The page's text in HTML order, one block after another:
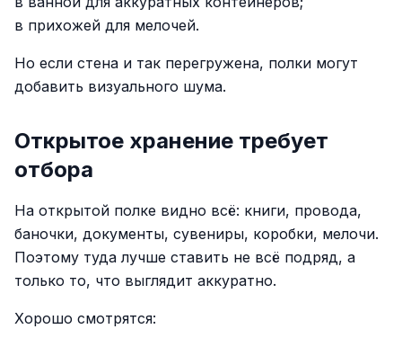
в прихожей для мелочей.
Но если стена и так перегружена, полки могут
добавить визуального шума.
Открытое хранение требует
отбора
На открытой полке видно всё: книги, провода,
баночки, документы, сувениры, коробки, мелочи.
Поэтому туда лучше ставить не всё подряд, а
только то, что выглядит аккуратно.
Хорошо смотрятся: